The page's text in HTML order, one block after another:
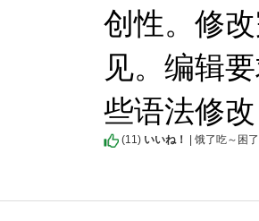
创性。修
见。编辑
些语法修改
(11) いいね！ | 饿了吃～困